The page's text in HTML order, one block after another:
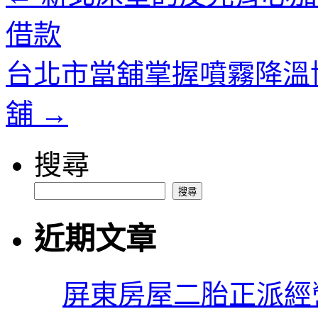
借款
台北市當舖掌握噴霧降
舖 →
搜尋
搜尋
近期文章
屏東房屋二胎正派